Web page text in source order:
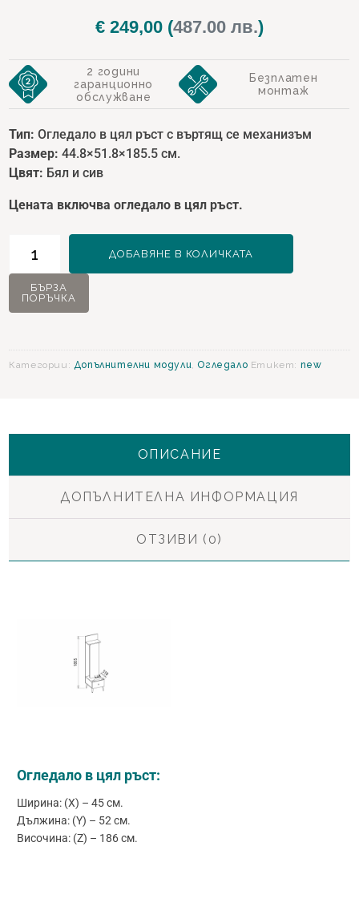
€ 249,00 (487.00 лв.)
2 години
гаранционно
обслужване
Безплатен
монтаж
Тип: Огледало в цял ръст с въртящ се механизъм
Размер: 44.8×51.8×185.5 см.
Цвят: Бял и сив
Цената включва огледало в цял ръст.
Selina
Огледало
ръст
ДОБАВЯНЕ В КОЛИЧКАТА
БЪРЗА
ПОРЪЧКА
Категории: Допълнителни модули,Огледало Етикет: new
ОПИСАНИЕ
ДОПЪЛНИТЕЛНА ИНФОРМАЦИЯ
ОТЗИВИ (0)
Огледало в цял ръст:
Ширина: (X) – 45 см.
Дължина: (Y) – 52 см.
Височина: (Z) – 186 см.